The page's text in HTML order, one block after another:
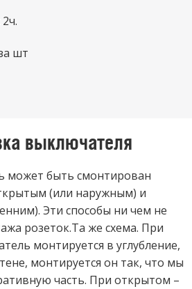
шт
выключателя
может быть смонтирован
(или наружным) и
Эти способы ни чем не
розеток.Та же схема. При
монтируется в углубление,
монтируется он так, что мы
часть. При открытом –